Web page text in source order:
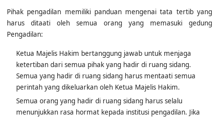
Pihak pengadilan memiliki panduan mengenai tata tertib yang
harus ditaati oleh semua orang yang memasuki gedung
Ketua Majelis Hakim bertanggung jawab untuk menjaga
ketertiban dari semua pihak yang hadir di ruang sidang.
Semua yang hadir di ruang sidang harus mentaati semua
perintah yang dikeluarkan oleh Ketua Majelis Hakim.
Semua orang yang hadir di ruang sidang harus selalu